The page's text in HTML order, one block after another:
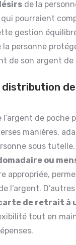
de la
pourraient
gestion
personne
de son argent de
de
de poche
manières,
sous
ou
appropriée,
l’argent.
de retrait à
tout en